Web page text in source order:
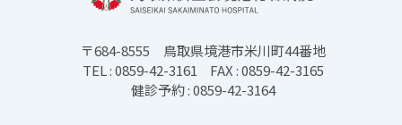
〒684-8555
鳥取県境港市米川町44番地
TEL : 0859-42-3161
FAX : 0859-42-3165
健診予約 : 0859-42-3164